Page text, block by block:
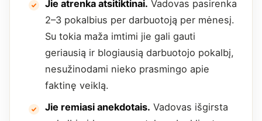
Jie atrenka atsitiktinai. Vadovas pasirenka
2–3 pokalbius per darbuotoją per mėnesį.
Su tokia maža imtimi jie gali gauti
geriausią ir blogiausią darbuotojo pokalbį,
nesužinodami nieko prasmingo apie
faktinę veiklą.
Jie remiasi anekdotais. Vadovas išgirsta